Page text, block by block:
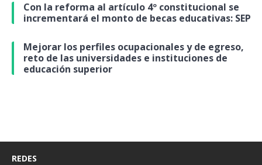
Con la reforma al artículo 4º constitucional se
incrementará el monto de becas educativas: SEP
Mejorar los perfiles ocupacionales y de egreso,
reto de las universidades e instituciones de
educación superior
REDES